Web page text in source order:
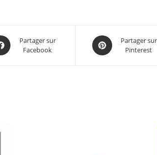
Partager sur
Facebook
Partager sur
Pinterest